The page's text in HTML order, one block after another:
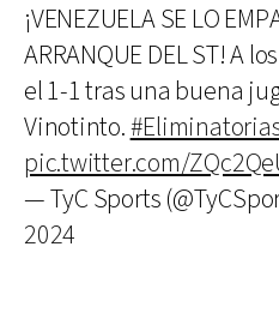
¡VENEZUELA SE LO
ARRANQUE DEL ST! A
el 1-1 tras una buena
Vinotinto.
pic.twitter.com/
— TyC Sports
2024